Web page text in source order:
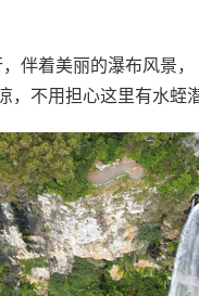
伴着美丽的瀑布风景
不用担心这里有水蛭